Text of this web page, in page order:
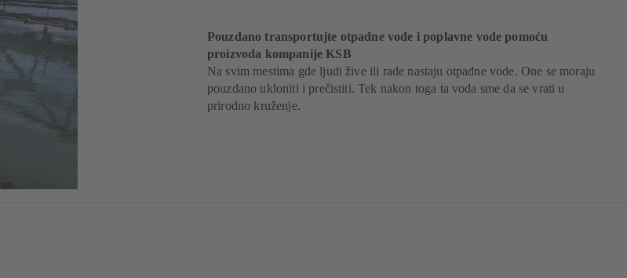
Pouzdano transportujte otpadne vode i poplavne vode pomoću
proizvoda kompanije KSB
Na svim mestima gde ljudi žive ili rade nastaju otpadne vode. One se moraju
pouzdano ukloniti i prečistiti. Tek nakon toga ta voda sme da se vrati u
prirodno kruženje.